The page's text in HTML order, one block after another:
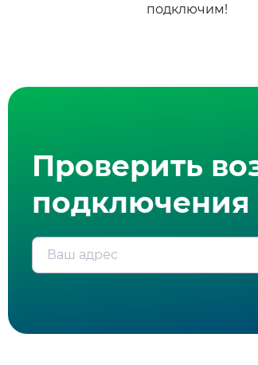
подключим!
Проверить
подключения
Ваш адрес